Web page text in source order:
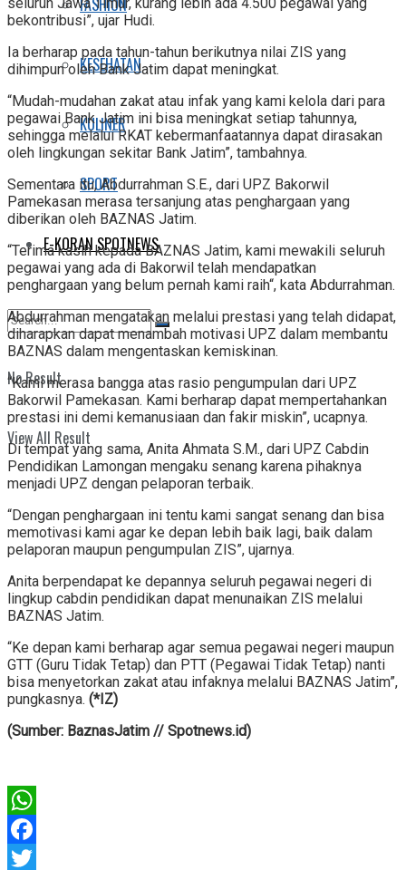
FASHION
KESEHATAN
KULINER
SPORT
E-KORAN SPOTNEWS
No Result
View All Result
bekontribusi”, ujar Hudi.
Ia berharap pada tahun-tahun berikutnya nilai ZIS yang
dihimpun oleh Bank Jatim dapat meningkat.
“Mudah-mudahan zakat atau infak yang kami kelola dari para
pegawai Bank Jatim ini bisa meningkat setiap tahunnya,
sehingga melalui RKAT kebermanfaatannya dapat dirasakan
oleh lingkungan sekitar Bank Jatim”, tambahnya.
Sementara itu, Abdurrahman S.E., dari UPZ Bakorwil
Pamekasan merasa tersanjung atas penghargaan yang
diberikan oleh BAZNAS Jatim.
“Terima kasih kepada BAZNAS Jatim, kami mewakili seluruh
pegawai yang ada di Bakorwil telah mendapatkan
penghargaan yang belum pernah kami raih“, kata Abdurrahman.
Abdurrahman mengatakan melalui prestasi yang telah didapat,
diharapkan dapat menambah motivasi UPZ dalam membantu
BAZNAS dalam mengentaskan kemiskinan.
“Kami merasa bangga atas rasio pengumpulan dari UPZ
Bakorwil Pamekasan. Kami berharap dapat mempertahankan
prestasi ini demi kemanusiaan dan fakir miskin”, ucapnya.
Di tempat yang sama, Anita Ahmata S.M., dari UPZ Cabdin
Pendidikan Lamongan mengaku senang karena pihaknya
menjadi UPZ dengan pelaporan terbaik.
“Dengan penghargaan ini tentu kami sangat senang dan bisa
memotivasi kami agar ke depan lebih baik lagi, baik dalam
pelaporan maupun pengumpulan ZIS”, ujarnya.
Anita berpendapat ke depannya seluruh pegawai negeri di
lingkup cabdin pendidikan dapat menunaikan ZIS melalui
BAZNAS Jatim.
“Ke depan kami berharap agar semua pegawai negeri maupun
GTT (Guru Tidak Tetap) dan PTT (Pegawai Tidak Tetap) nanti
bisa menyetorkan zakat atau infaknya melalui BAZNAS Jatim”,
pungkasnya. (*IZ)
(Sumber: BaznasJatim // Spotnews.id)
WhatsApp
Facebook